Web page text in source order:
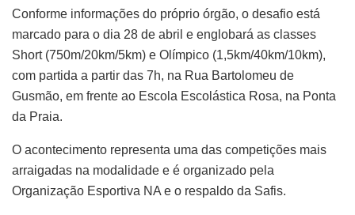
Conforme informações do próprio órgão, o desafio está
marcado para o dia 28 de abril e englobará as classes
Short (750m/20km/5km) e Olímpico (1,5km/40km/10km),
com partida a partir das 7h, na Rua Bartolomeu de
Gusmão, em frente ao Escola Escolástica Rosa, na Ponta
da Praia.
O acontecimento representa uma das competições mais
arraigadas na modalidade e é organizado pela
Organização Esportiva NA e o respaldo da Safis.